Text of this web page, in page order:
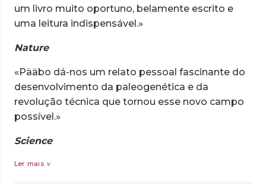
um livro muito oportuno, belamente escrito e
uma leitura indispensável.»
Nature
«Pääbo dá-nos um relato pessoal fascinante do
desenvolvimento da paleogenética e da
revolução técnica que tornou esse novo campo
possível.»
Science
Ler mais